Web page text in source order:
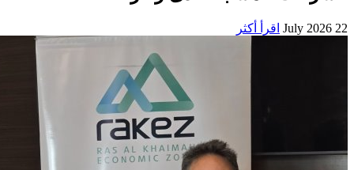
22 July 2026 اقرأ أكثر